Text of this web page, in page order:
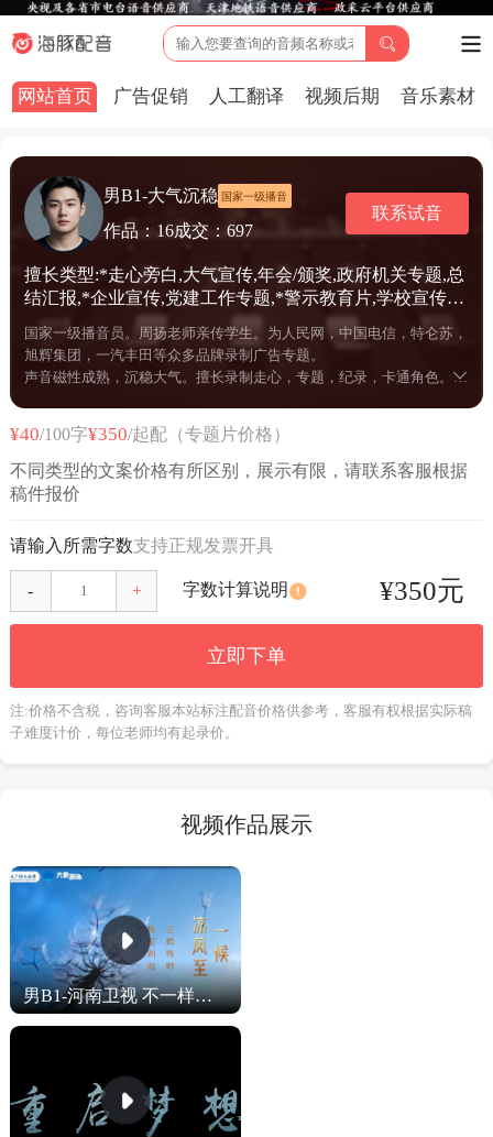
网站首页 广告促销 人工翻译 视频后期 音乐素材
男B1-大气沉稳 国家一级播音
作品：16成交：697
联系试音
擅长类型:*走心旁白,大气宣传,年会/颁奖,政府机关专题,总
结汇报,*企业宣传,党建工作专题,*警示教育片,学校宣传,
新闻播报,城市宣传,招商宣传,科普解说,产品解说,人物专
题,项目规划,宗教专题,茶酒宣传,MG飞碟说配音,公益宣传,
旅游风光,品牌宣传,医院宣传,纪实记录旁白,历史/文献纪
录片,培训课件教学,广告配音,品牌TVC广告,商场广播,房
地产,茶酒广告
国家一级播音员。周扬老师亲传学生。为人民网，中国电信，特仑苏，
旭辉集团，一汽丰田等众多品牌录制广告专题。
声音磁性成熟，沉稳大气。擅长录制走心，专题，纪录，卡通角色。
走心宣传片《中国电信》，专题片《中电北海大都会》，品质广告《农
夫山泉》，《雨林古树茶》《茅台1935》等。
¥40/100字¥350/起配（专题片价格）
不同类型的文案价格有所区别，展示有限，请联系客服根据
稿件报价
请输入所需字数支持正规发票开具
- + 字数计算说明 ¥350元
立即下单
注:价格不含税，咨询客服本站标注配音价格供参考，客服有权根据实际稿
子难度计价，每位老师均有起录价。
视频作品展示
男B1-河南卫视 不一样的中节气——立秋篇》正片发布